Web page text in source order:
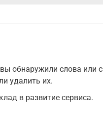
обнаружили слова или
удалить их.
в развитие сервиса.